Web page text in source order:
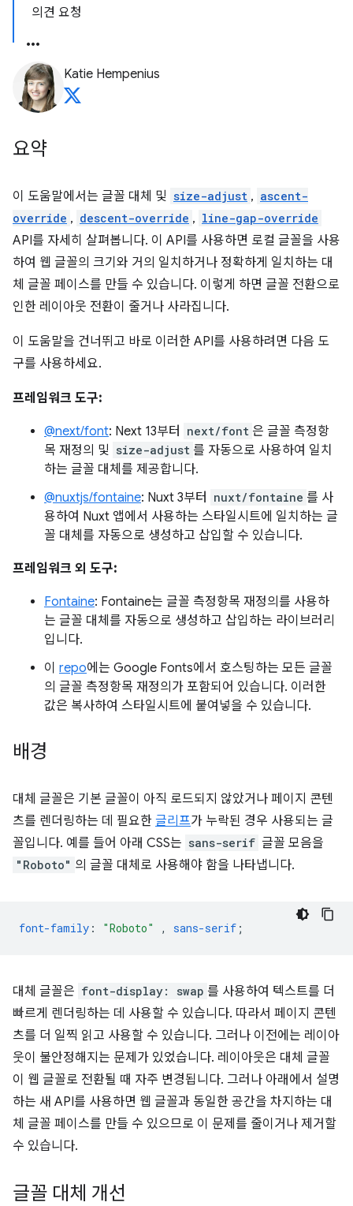
의견 요청
Katie Hempenius
요약
이 도움말에서는 글꼴 대체 및 size-adjust , ascent-
override , descent-override , line-gap-override
API를 자세히 살펴봅니다. 이 API를 사용하면 로컬 글꼴을 사용
하여 웹 글꼴의 크기와 거의 일치하거나 정확하게 일치하는 대
체 글꼴 페이스를 만들 수 있습니다. 이렇게 하면 글꼴 전환으로
인한 레이아웃 전환이 줄거나 사라집니다.
이 도움말을 건너뛰고 바로 이러한 API를 사용하려면 다음 도
구를 사용하세요.
프레임워크 도구:
@next/font: Next 13부터 next/font 은 글꼴 측정항
목 재정의 및 size-adjust 를 자동으로 사용하여 일치
하는 글꼴 대체를 제공합니다.
@nuxtjs/fontaine: Nuxt 3부터 nuxt/fontaine 를 사
용하여 Nuxt 앱에서 사용하는 스타일시트에 일치하는 글
꼴 대체를 자동으로 생성하고 삽입할 수 있습니다.
프레임워크 외 도구:
Fontaine: Fontaine는 글꼴 측정항목 재정의를 사용하
는 글꼴 대체를 자동으로 생성하고 삽입하는 라이브러리
입니다.
이 repo에는 Google Fonts에서 호스팅하는 모든 글꼴
의 글꼴 측정항목 재정의가 포함되어 있습니다. 이러한
값은 복사하여 스타일시트에 붙여넣을 수 있습니다.
배경
대체 글꼴은 기본 글꼴이 아직 로드되지 않았거나 페이지 콘텐
츠를 렌더링하는 데 필요한 글리프가 누락된 경우 사용되는 글
꼴입니다. 예를 들어 아래 CSS는 sans-serif 글꼴 모음을
"Roboto" 의 글꼴 대체로 사용해야 함을 나타냅니다.
font-family : "Roboto" , sans-serif ;
대체 글꼴은 font-display: swap 를 사용하여 텍스트를 더
빠르게 렌더링하는 데 사용할 수 있습니다. 따라서 페이지 콘텐
츠를 더 일찍 읽고 사용할 수 있습니다. 그러나 이전에는 레이아
웃이 불안정해지는 문제가 있었습니다. 레이아웃은 대체 글꼴
이 웹 글꼴로 전환될 때 자주 변경됩니다. 그러나 아래에서 설명
하는 새 API를 사용하면 웹 글꼴과 동일한 공간을 차지하는 대
체 글꼴 페이스를 만들 수 있으므로 이 문제를 줄이거나 제거할
수 있습니다.
글꼴 대체 개선